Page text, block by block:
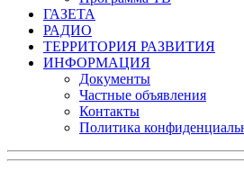
ГАЗЕТА
РАДИО
ТЕРРИТОРИЯ РАЗВИТИЯ
ИНФОРМАЦИЯ
Документы
Частные объявления
Контакты
Политика